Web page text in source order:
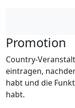
Promotion
Country-
eintragen,
habt und die
habt.